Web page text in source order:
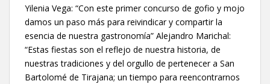
Yilenia Vega: “Con este primer concurso de gofio y mojo
damos un paso más para reivindicar y compartir la
esencia de nuestra gastronomía” Alejandro Marichal:
“Estas fiestas son el reflejo de nuestra historia, de
nuestras tradiciones y del orgullo de pertenecer a San
Bartolomé de Tirajana; un tiempo para reencontrarnos